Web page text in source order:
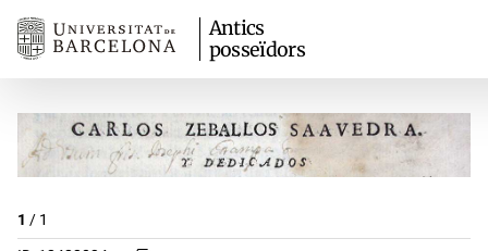
Antics
posseïdors
1 / 1